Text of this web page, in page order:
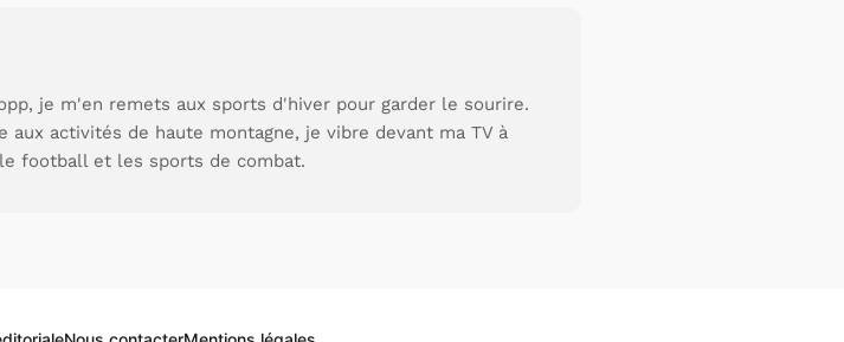
je m'en remets aux sports d'hiver pour garder le sourire.
aux activités de haute montagne, je vibre devant ma TV à
football et les sports de combat.